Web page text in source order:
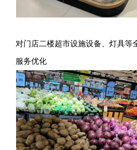
对门店二楼超市设施设备、灯具等
服务优化